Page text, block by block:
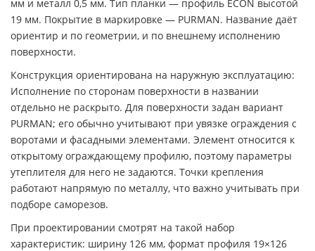
мм и металл 0,5 мм. Тип планки — профиль ECON высотой
19 мм. Покрытие в маркировке — PURMAN. Название даёт
ориентир и по геометрии, и по внешнему исполнению
поверхности.
Конструкция ориентирована на наружную эксплуатацию:
Исполнение по сторонам поверхности в названии
отдельно не раскрыто. Для поверхности задан вариант
PURMAN; его обычно учитывают при увязке ограждения с
воротами и фасадными элементами. Элемент относится к
открытому ограждающему профилю, поэтому параметры
утеплителя для него не задаются. Точки крепления
работают напрямую по металлу, что важно учитывать при
подборе саморезов.
При проектировании смотрят на такой набор
характеристик: ширину 126 мм, формат профиля 19×126